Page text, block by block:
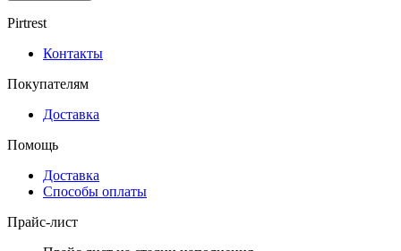
Pirtrest
Контакты
Покупателям
Доставка
Помощь
Доставка
Способы оплаты
Прайс-лист